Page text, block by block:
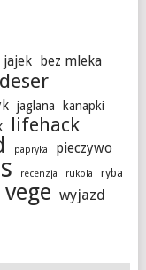
jajek bez mleka
deser
jaglana kanapki
lifehack
papryka pieczywo
recenzja rukola ryba
vege wyjazd